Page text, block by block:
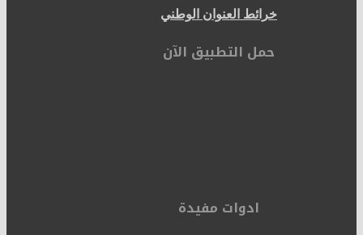
خرائط العنوان الوطني
حمل التطبيق الآن
ادوات مفيدة